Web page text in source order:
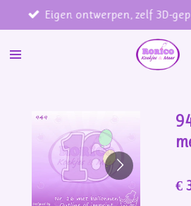
direct
naar
Eigen ontwerpen, zelf 3D-
€